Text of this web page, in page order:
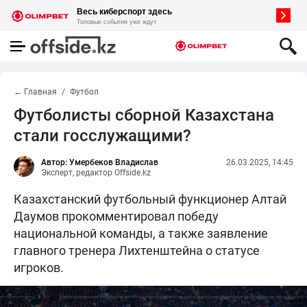
← Главная Футбол
Футболисты сборной Казахстана
стали госслужащими?
Автор: Умербеков Владислав
Эксперт, редактор Offside.kz
26.03.2025, 14:45
Казахстанский футбольный функционер Алтай
Даумов прокомментировал победу
национальной команды, а также заявление
главного тренера Лихтенштейна о статусе
игроков.